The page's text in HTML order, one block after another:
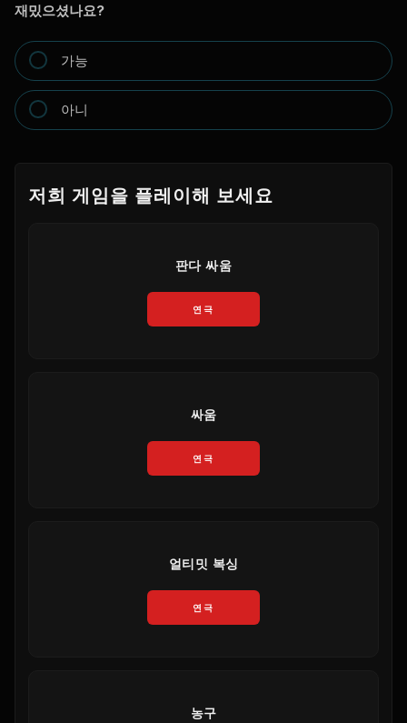
재밌으셨나요?
가능
아니
저희 게임을 플레이해 보세요
판다 싸움
연극
싸움
연극
얼티밋 복싱
연극
농구